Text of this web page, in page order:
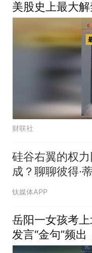
美股史上最大
财联社
硅谷右翼的权
成？聊聊彼得·
启蒙拼图
钛媒体APP
岳阳一女孩考
发言“金句”频